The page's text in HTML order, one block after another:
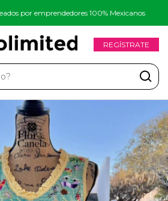
por emprendedores 100% Mexicanos
REGÍSTRATE